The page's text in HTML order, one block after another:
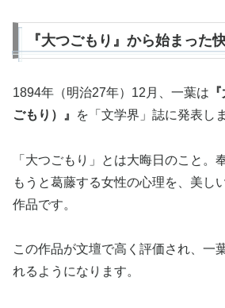
『大つごもり』から始まった
1894年（明治27年）12月、一葉は
ごもり）』
を「文学界」誌に発表し
「大つごもり」とは大晦日のこと。
もうと葛藤する女性の心理を、美し
作品です。
この作品が文壇で高く評価され、一
れるようになります。